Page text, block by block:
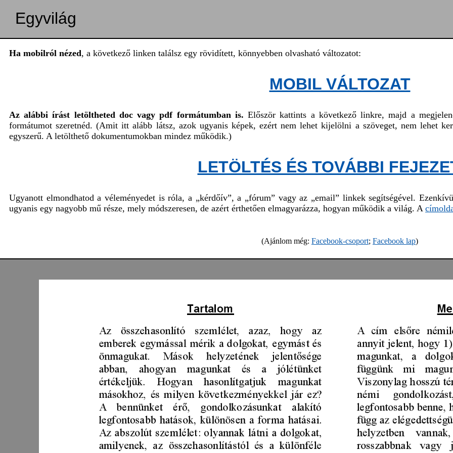
Egyvilág
Ha mobilról nézed, a következő linken találsz egy rövidített, könnyebben olvasható változatot:
MOBIL VÁLTOZAT
Az alábbi írást letöltheted doc vagy pdf formátumban is. Először kattints a következő linkre, majd a
formátumot szeretnéd. (Amit itt alább látsz, azok ugyanis képek, ezért nem lehet kijelölni a szöveget, nem lehet
egyszerű. A letölthető dokumentumokban mindez működik.)
LETÖLTÉS ÉS TOVÁBBI
Ugyanott elmondhatod a véleményedet is róla, a „kérdőív”, a „fórum” vagy az „email” linkek segítségével.
ugyanis egy nagyobb mű része, mely módszeresen, de azért érthetően elmagyarázza, hogyan működik a világ. A
(Ajánlom még: Facebook-csoport; Facebook lap)